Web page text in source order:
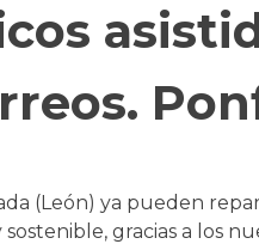
(León) ya pueden
gracias a los